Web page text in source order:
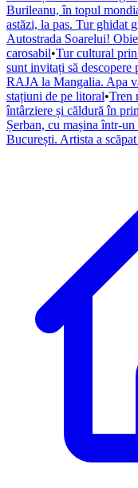
Burileanu, în topul
astăzi, la pas. Tur ghidat
Autostrada Soarelui!
carosabil•Tur cultural
sunt invitați să
RAJA la Mangalia. Apa
stațiuni de pe litoral•Tren
întârziere și căldură în
Șerban, cu mașina într-
București. Artista a